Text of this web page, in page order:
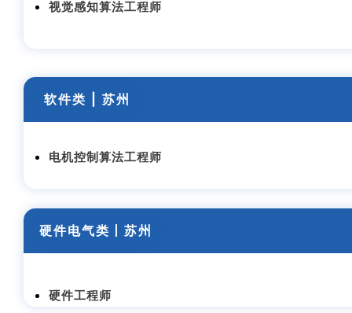
视觉感知算法工程师
软件类 | 苏州
电机控制算法工程师
硬件电气类丨苏州
硬件工程师